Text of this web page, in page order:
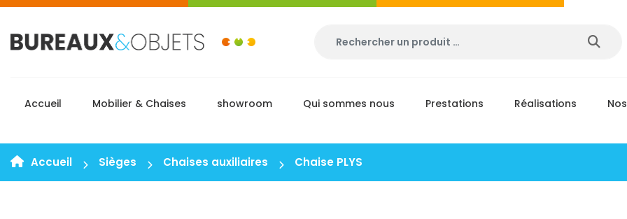
Accueil Mobilier & Chaises showroom Qui sommes nous Prestations Réalisations
Accueil Sièges Chaises auxiliaires Chaise PLYS